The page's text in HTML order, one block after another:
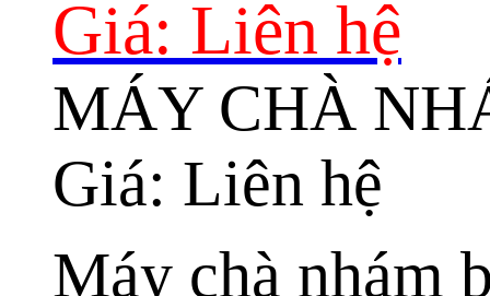
Giá: Liên hệ
MÁY CHÀ
Giá: Liên hệ
Máy chà nhám